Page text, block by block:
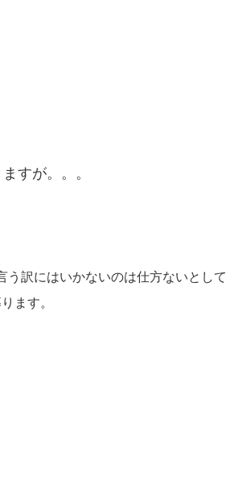
すが。。。
う訳にはいかないのは仕方ないとして
ます。